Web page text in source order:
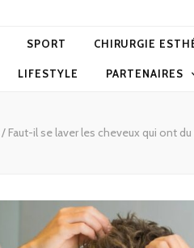
SPORT CHIRURGIE
LIFESTYLE PARTENAIRES
/ Faut-il se laver les cheveux qui ont